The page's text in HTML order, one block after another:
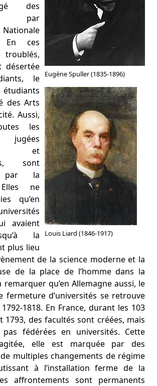
Eugène Spuller (1835-1896)
Louis Liard (1846-1917)
des
par
En ces
désertée
le
des Arts
Aussi,
les
jugées
et
sont
par la
Elles ne
qu’en
avaient
la
plus lieu
de la science moderne et la
de la place de l’homme dans la
remarquer qu’en Allemagne aussi, le
fermeture d’universités se retrouve
1818. En France, durant les 103
1793, des facultés sont créées, mais
fédérées en universités. Cette
elle est marquée par des
multiples changements de régime
à l’installation ferme de la
affrontements sont permanents